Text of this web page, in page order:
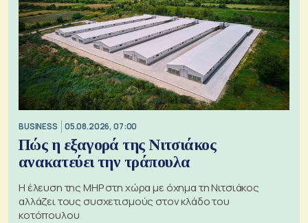
BUSINESS 05.08.2026, 07:00
Πώς η εξαγορά της Νιτσιάκος
ανακατεύει την τράπουλα
H έλευση της MHP στη χώρα με όχημα τη Νιτσιάκος
αλλάζει τους συσχετισμούς στον κλάδο του
κοτόπουλου